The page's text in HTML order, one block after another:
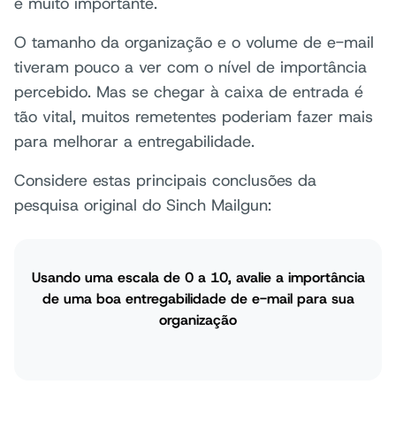
Usando uma escala de 0 a 10, avalie a importância
de uma boa entregabilidade de e-mail para sua
organização
O tamanho da organização e o volume de e-mail
tiveram pouco a ver com o nível de importância
percebido. Mas se chegar à caixa de entrada é
tão vital, muitos remetentes poderiam fazer mais
para melhorar a entregabilidade.
Considere estas principais conclusões da
pesquisa original do Sinch Mailgun: